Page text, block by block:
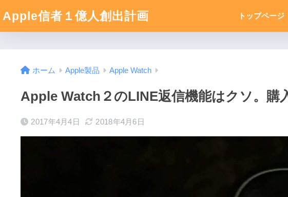
Apple信者１億人創出計画 トップページ
ホーム Apple製品 Apple Watch
Apple Watch２のLINE返信機能はクソ。購
2017年4月4日 2018年4月6日